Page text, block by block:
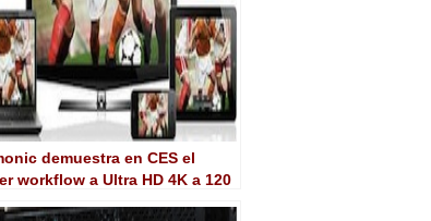
demuestra en CES el
workflow a Ultra HD 4K a 120